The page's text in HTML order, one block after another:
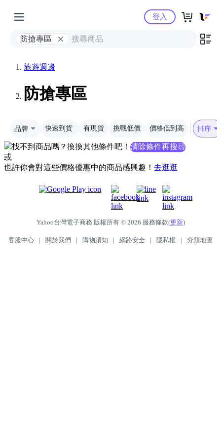
Yahoo購物中心
防搶專區
登入
旅遊週邊
防搶專區
品牌 快速到貨 有現貨 挑戰低價 價格低到高 排序
找不到商品嗎？換換其他條件吧！ 清除條件再搜尋
或
也許你會對這些價格優惠中的商品感興趣！ 去逛逛
Yahoo台灣電子商務 版權所有 © 2026 服務條款(更新)
客服中心 | 關於我們 | 購物須知 | 網路安全 | 隱私權 | 分類地圖